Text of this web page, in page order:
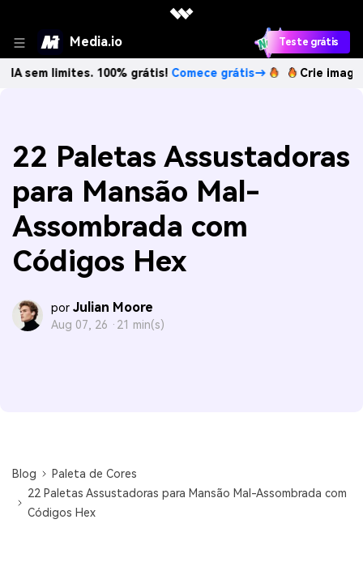
Media.io Teste grátis
100% grátis!Comece grátis→ Crie imagens com
22 Paletas Assustadoras
para Mansão Mal-
Assombrada com
Códigos Hex
por Julian Moore
Aug 07, 26 · 21 min(s)
Blog
Paleta de Cores
22 Paletas Assustadoras para Mansão Mal-Assombrada com
Códigos Hex